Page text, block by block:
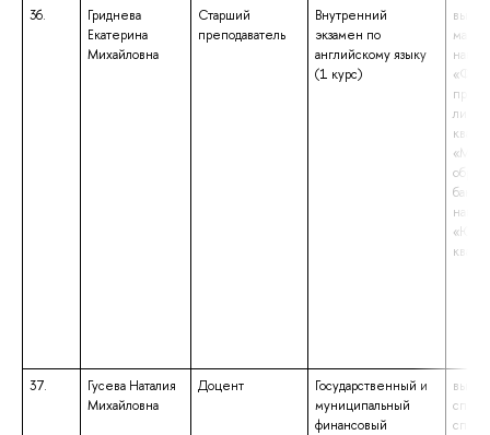
36.
Гриднева
Екатерина
Михайловна
Старший
преподаватель
Внутренний
экзамен по
английскому языку
(1 курс)
37.
Гусева Наталия
Михайловна
Доцент
Государственный и
муниципальный
финансовый